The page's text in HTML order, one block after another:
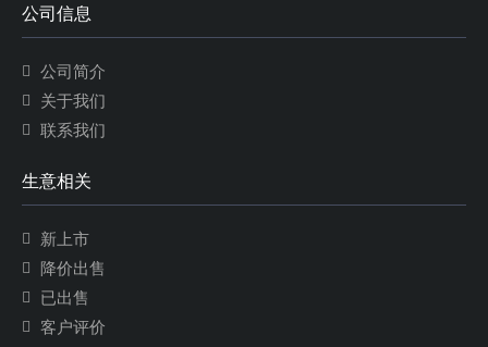
公司信息
公司简介
关于我们
联系我们
生意相关
新上市
降价出售
已出售
客户评价